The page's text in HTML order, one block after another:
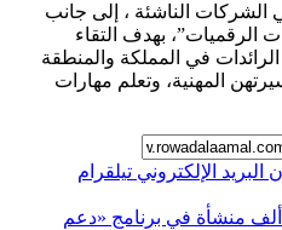
الشركات الناشئة ، إلى جانب
الرقميات”، بهدف التقاء
في المملكة والمنطقة
المهنية، وتعلم مهارات
البريد الإلكتروني تيلقرام
اشتراك 162 ألف منشأة في برنامج «دعم